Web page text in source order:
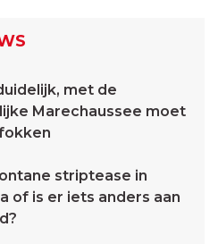
met de
Marechaussee moet
striptease in
of is er iets anders aan